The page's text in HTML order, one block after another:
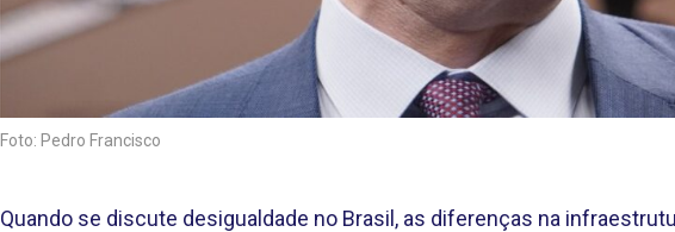
Foto: Pedro Francisco
Quando se discute desigualdade no Brasil, as diferenças na